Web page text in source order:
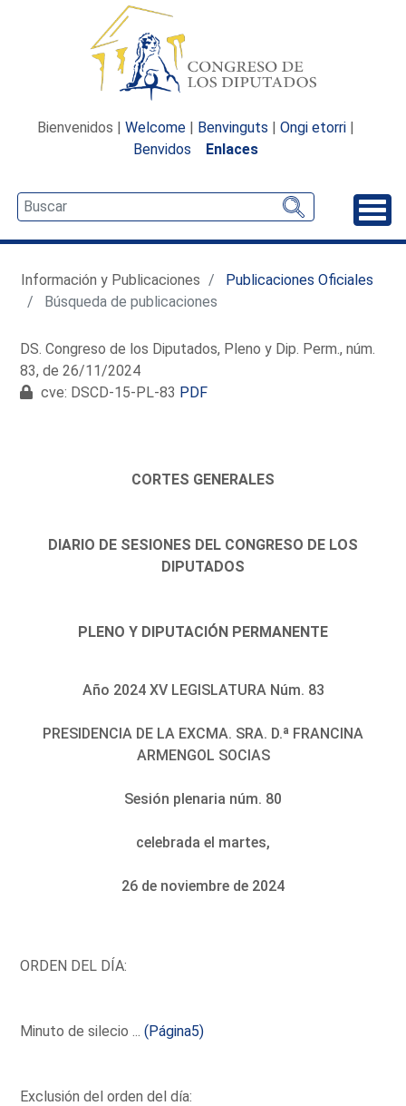
Bienvenidos | Welcome | Benvinguts | Ongi etorri |
Benvidos
Enlaces
Información y Publicaciones
Publicaciones Oficiales
Búsqueda de publicaciones
DS. Congreso de los Diputados, Pleno y Dip. Perm., núm.
83, de 26/11/2024
cve: DSCD-15-PL-83 PDF
CORTES GENERALES
DIARIO DE SESIONES DEL CONGRESO DE LOS
DIPUTADOS
PLENO Y DIPUTACIÓN PERMANENTE
Año 2024 XV LEGISLATURA Núm. 83
PRESIDENCIA DE LA EXCMA. SRA. D.ª FRANCINA
ARMENGOL SOCIAS
Sesión plenaria núm. 80
celebrada el martes,
26 de noviembre de 2024
ORDEN DEL DÍA:
Minuto de silecio ...(Página5)
Exclusión del orden del día: